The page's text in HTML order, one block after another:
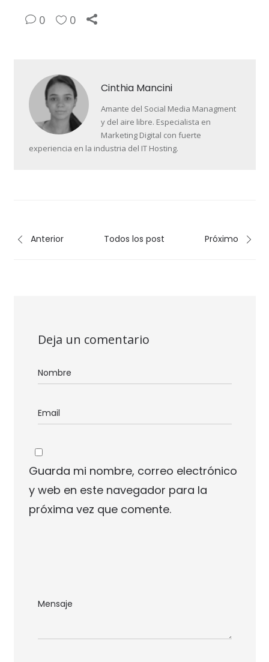
0 0
Cinthia Mancini
Amante del Social Media Managment
y del aire libre. Especialista en
Marketing Digital con fuerte
experiencia en la industria del IT Hosting.
Anterior Todos los post Próximo
Deja un comentario
Guarda mi nombre, correo electrónico
y web en este navegador para la
próxima vez que comente.